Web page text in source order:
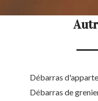
Débarras
Débarras de